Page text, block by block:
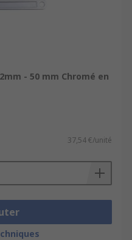
- 50 mm Chromé en
37,54 €/unité